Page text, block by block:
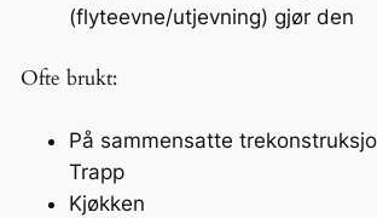
l
(flyteevne/utjevning) gjør den
Ofte brukt:
På sammensatte
Trapp
Kjøkken